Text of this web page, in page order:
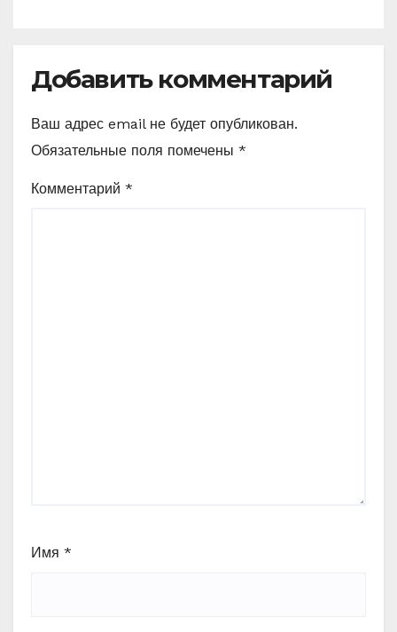
Добавить комментарий
Ваш адрес email не будет опубликован.
Обязательные поля помечены *
Комментарий *
Имя *